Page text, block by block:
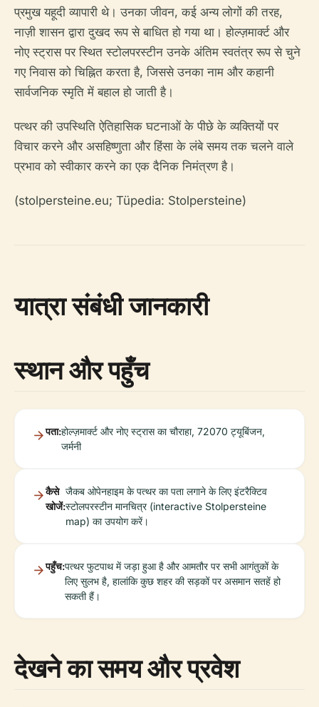
प्रमुख यहूदी व्यापारी थे। उनका जीवन, कई अन्य लोगों की तरह,
नाज़ी शासन द्वारा दुखद रूप से बाधित हो गया था। होल्ज़मार्क्ट और
नोए स्ट्रास पर स्थित स्टोलपरस्टीन उनके अंतिम स्वतंत्र रूप से चुने
गए निवास को चिह्नित करता है, जिससे उनका नाम और कहानी
सार्वजनिक स्मृति में बहाल हो जाती है।
पत्थर की उपस्थिति ऐतिहासिक घटनाओं के पीछे के व्यक्तियों पर
विचार करने और असहिष्णुता और हिंसा के लंबे समय तक चलने वाले
प्रभाव को स्वीकार करने का एक दैनिक निमंत्रण है।
(stolpersteine.eu; Tüpedia: Stolpersteine)
यात्रा संबंधी जानकारी
स्थान और पहुँच
पता:होल्ज़मार्क्ट और नोए स्ट्रास का चौराहा, 72070 ट्यूबिंजन,
जर्मनी
कैसे
खोजें:
जैकब ओपेनहाइम के पत्थर का पता लगाने के लिए इंटरैक्टिव
स्टोलपरस्टीन मानचित्र (interactive Stolpersteine
map) का उपयोग करें।
पहुँच:पत्थर फुटपाथ में जड़ा हुआ है और आमतौर पर सभी आगंतुकों के
लिए सुलभ है, हालांकि कुछ शहर की सड़कों पर असमान सतहें हो
सकती हैं।
देखने का समय और प्रवेश